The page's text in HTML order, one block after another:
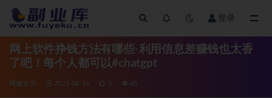
登录
网上软件挣钱方法有哪些-利用信息差赚钱也太香
了吧！每个人都可以#chatgpt
网赚资讯 2023-08-16 0 65